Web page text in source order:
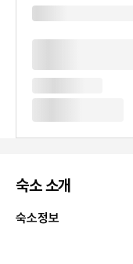
숙소 소개
숙소정보